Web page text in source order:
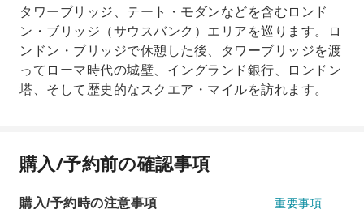
タワーブリッジ、テート・モダンなどを含むロンド
ン・ブリッジ（サウスバンク）エリアを巡ります。ロ
ンドン・ブリッジで休憩した後、タワーブリッジを渡
ってローマ時代の城壁、イングランド銀行、ロンドン
塔、そして歴史的なスクエア・マイルを訪れます。
購入/予約前の確認事項
購入/予約時の注意事項 重要事項